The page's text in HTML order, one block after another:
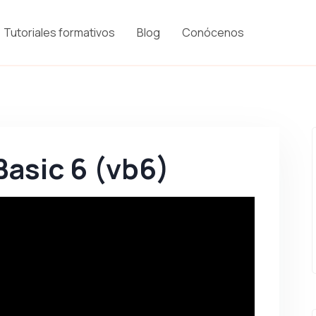
Tutoriales formativos Blog Conócenos
6 (vb6)